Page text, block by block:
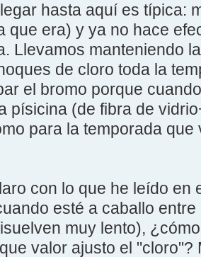
hasta aquí es típica:
que era) y ya no hace
Llevamos manteniendo
de cloro toda la
el bromo porque
písicina (de fibra de
para la temporada que
con lo que he leído en
esté a caballo
muy lento),
valor ajusto el